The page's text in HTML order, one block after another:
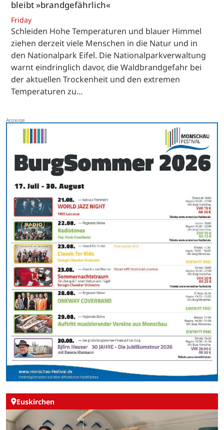
bleibt »brandgefährlich«
Friday
Schleiden Hohe Temperaturen und blauer Himmel
ziehen derzeit viele Menschen in die Natur und in
den Nationalpark Eifel. Die Nationalparkverwaltung
warnt eindringlich davor, die Waldbrandgefahr bei
der aktuellen Trockenheit und den extremen
Temperaturen zu…
Euskirchen